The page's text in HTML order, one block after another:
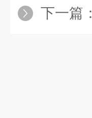
下一篇：